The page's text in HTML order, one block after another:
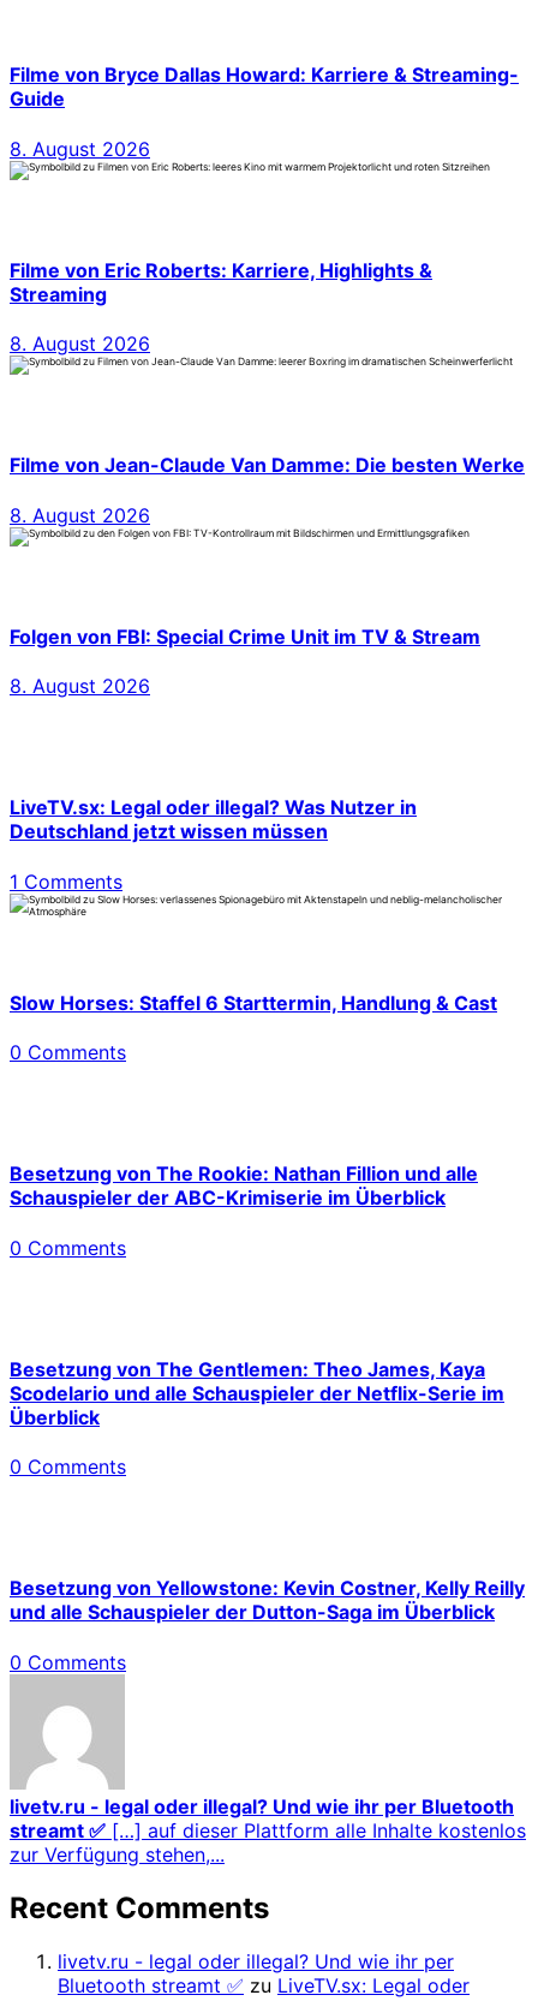
Filme von Bryce Dallas Howard: Karriere & Streaming-
Guide
8. August 2026
Filme von Eric Roberts: Karriere, Highlights &
Streaming
8. August 2026
Filme von Jean-Claude Van Damme: Die besten Werke
8. August 2026
Folgen von FBI: Special Crime Unit im TV & Stream
8. August 2026
LiveTV.sx: Legal oder illegal? Was Nutzer in
Deutschland jetzt wissen müssen
1 Comments
Slow Horses: Staffel 6 Starttermin, Handlung & Cast
0 Comments
Besetzung von The Rookie: Nathan Fillion und alle
Schauspieler der ABC-Krimiserie im Überblick
0 Comments
Besetzung von The Gentlemen: Theo James, Kaya
Scodelario und alle Schauspieler der Netflix-Serie im
Überblick
0 Comments
Besetzung von Yellowstone: Kevin Costner, Kelly Reilly
und alle Schauspieler der Dutton-Saga im Überblick
0 Comments
livetv.ru - legal oder illegal? Und wie ihr per Bluetooth
streamt ✅ […] auf dieser Plattform alle Inhalte kostenlos
zur Verfügung stehen,...
Recent Comments
livetv.ru - legal oder illegal? Und wie ihr per
Bluetooth streamt ✅ zu LiveTV.sx: Legal oder